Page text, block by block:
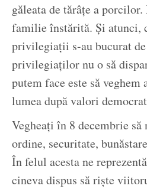
găleata de tărâțe a
familie înstărită. Și atunci,
privilegiații s-au bucurat
privilegiaților nu o să
putem face este să veghem
lumea după valori
Vegheați în 8 decembrie să
ordine, securitate,
În felul acesta ne
cineva dispus să riște